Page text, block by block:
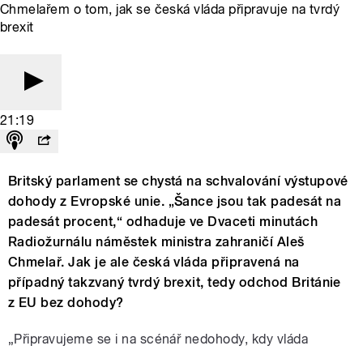
Chmelařem o tom, jak se česká vláda připravuje na tvrdý
brexit
21:19
Britský parlament se chystá na schvalování výstupové
dohody z Evropské unie. „Šance jsou tak padesát na
padesát procent,“ odhaduje ve Dvaceti minutách
Radiožurnálu náměstek ministra zahraničí Aleš
Chmelař. Jak je ale česká vláda připravená na
případný takzvaný tvrdý brexit, tedy odchod Británie
z EU bez dohody?
„Připravujeme se i na scénář nedohody, kdy vláda